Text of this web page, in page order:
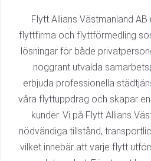
Flytt Allians Västmanland
flyttfirma och flyttförmedling
lösningar för både
noggrant utvalda
erbjuda professionella
våra flyttuppdrag och skapar
kunder. Vi på Flytt Allians
nödvändiga tillstånd,
vilket innebär att varje flytt